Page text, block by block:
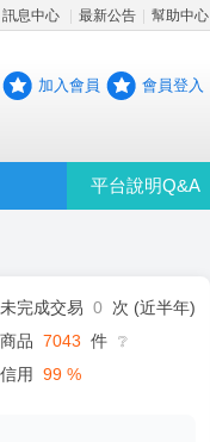
訊息中心 最新公告 幫助中心
加入會員 會員登入
平台說明Q&A
未完成交易 0
次 (近半年)
商品 7043 件 ❔
信用 99 %